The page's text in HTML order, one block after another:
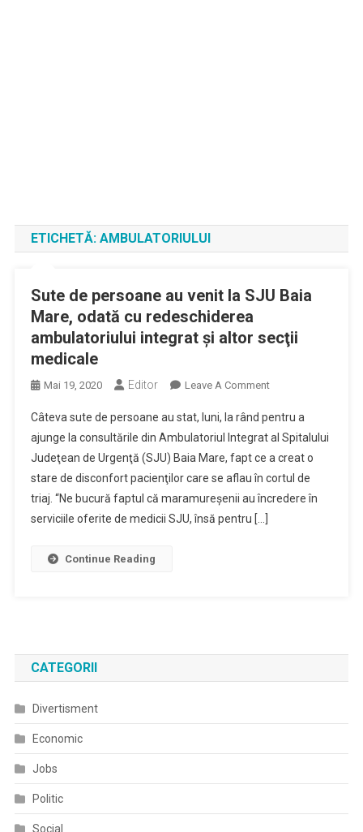
ETICHETĂ: AMBULATORIULUI
Sute de persoane au venit la SJU Baia
Mare, odată cu redeschiderea
ambulatoriului integrat şi altor secţii
medicale
Mai 19, 2020 Editor Leave A CommentOn
De
Persoane
Au
Venit
La
Altor
Medicale
Câteva sute de persoane au stat, luni, la rând pentru a
ajunge la consultările din Ambulatoriul Integrat al Spitalului
Judeţean de Urgenţă (SJU) Baia Mare, fapt ce a creat o
stare de disconfort pacienţilor care se aflau în cortul de
triaj. “Ne bucură faptul că maramureşenii au încredere în
serviciile oferite de medicii SJU, însă pentru […]
Continue Reading
CATEGORII
Divertisment
Economic
Jobs
Politic
Social